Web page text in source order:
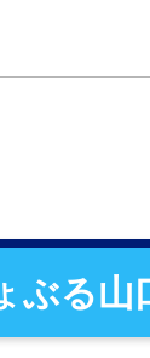
ぶる山